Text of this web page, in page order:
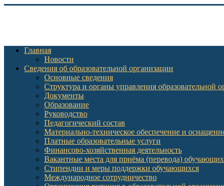
Главная
Новости
Сведения об образовательной организации
Основные сведения
Структура и органы управления образовательной
Документы
Образование
Руководство
Педагогический состав
Материально-техническое обеспечение и
Платные образовательные услуги
Финансово-хозяйственная деятельность
Вакантные места для приёма (перевода)
Стипендии и меры поддержки обучающихся
Международное сотрудничество